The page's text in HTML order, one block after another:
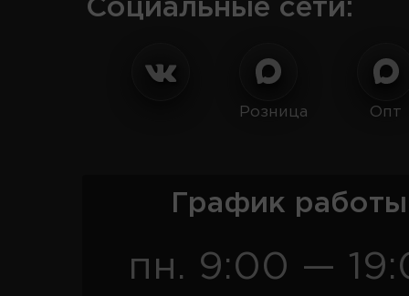
Социальные сети:
Розница Опт
График
пн. 9:00 —